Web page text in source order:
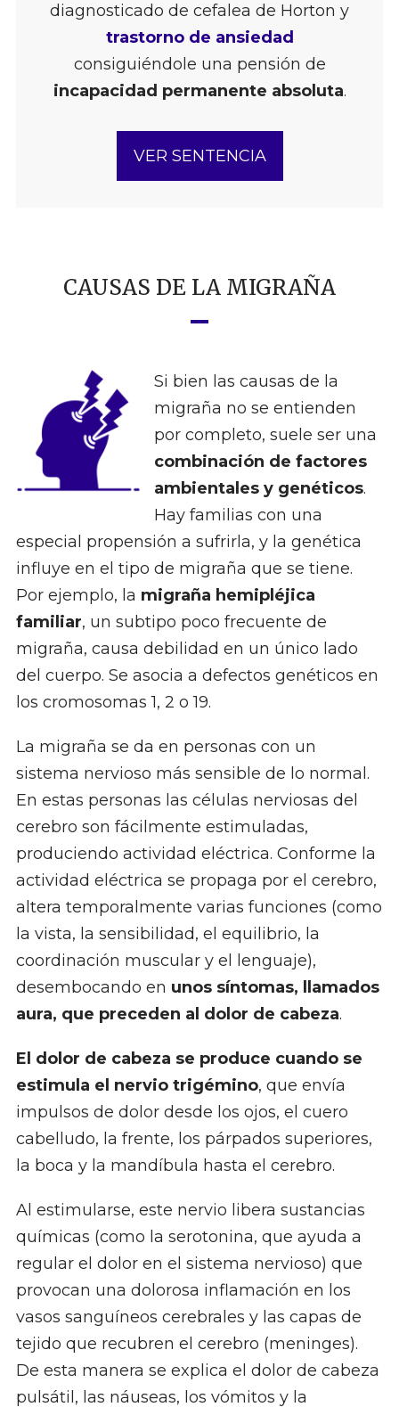
diagnosticado de cefalea de Horton y
trastorno de ansiedad
consiguiéndole una pensión de
incapacidad permanente absoluta.
VER SENTENCIA
CAUSAS DE LA MIGRAÑA
Si bien las causas de la
migraña no se entienden
por completo, suele ser una
combinación de factores
ambientales y genéticos.
Hay familias con una
especial propensión a sufrirla, y la genética
influye en el tipo de migraña que se tiene.
Por ejemplo, la migraña hemipléjica
familiar, un subtipo poco frecuente de
migraña, causa debilidad en un único lado
del cuerpo. Se asocia a defectos genéticos en
los cromosomas 1, 2 o 19.
La migraña se da en personas con un
sistema nervioso más sensible de lo normal.
En estas personas las células nerviosas del
cerebro son fácilmente estimuladas,
produciendo actividad eléctrica. Conforme la
actividad eléctrica se propaga por el cerebro,
altera temporalmente varias funciones (como
la vista, la sensibilidad, el equilibrio, la
coordinación muscular y el lenguaje),
desembocando en unos síntomas, llamados
aura, que preceden al dolor de cabeza.
El dolor de cabeza se produce cuando se
estimula el nervio trigémino, que envía
impulsos de dolor desde los ojos, el cuero
cabelludo, la frente, los párpados superiores,
la boca y la mandíbula hasta el cerebro.
Al estimularse, este nervio libera sustancias
químicas (como la serotonina, que ayuda a
regular el dolor en el sistema nervioso) que
provocan una dolorosa inflamación en los
vasos sanguíneos cerebrales y las capas de
tejido que recubren el cerebro (meninges).
De esta manera se explica el dolor de cabeza
pulsátil, las náuseas, los vómitos y la